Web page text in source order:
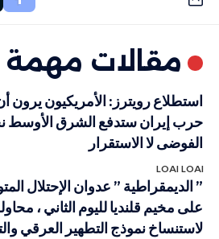
مقالات مهمة
استطلاع رويترز: الأمريكيون يرون
حرب إيران ستدفع الشرق الأوسط
الفوضى لا الاستقرار
LOAI LOAI
” الديمقراطية ” عدوان الإحتلال
على مخيم قلنديا لليوم الثاني ،
لاستنساخ نموذج التطهير العرقي